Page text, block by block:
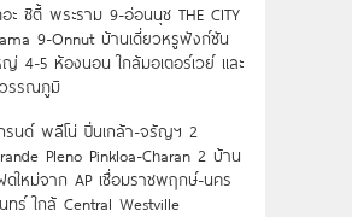
อะ ซิตี้ พระราม 9-อ่อนนุช THE CITY
9-Onnut บ้านเดี่ยวหรูฟังก์ชัน
ญ่ 4-5 ห้องนอน ใกล้มอเตอร์เวย์ และ
รรณภูมิ
รนด์ พลีโน่ ปิ่นเกล้า-จรัญฯ 2
Pleno Pinkloa-Charan 2 บ้าน
ดใหม่จาก AP เชื่อมราชพฤกษ์-นคร
ทร์ ใกล้ Central Westville